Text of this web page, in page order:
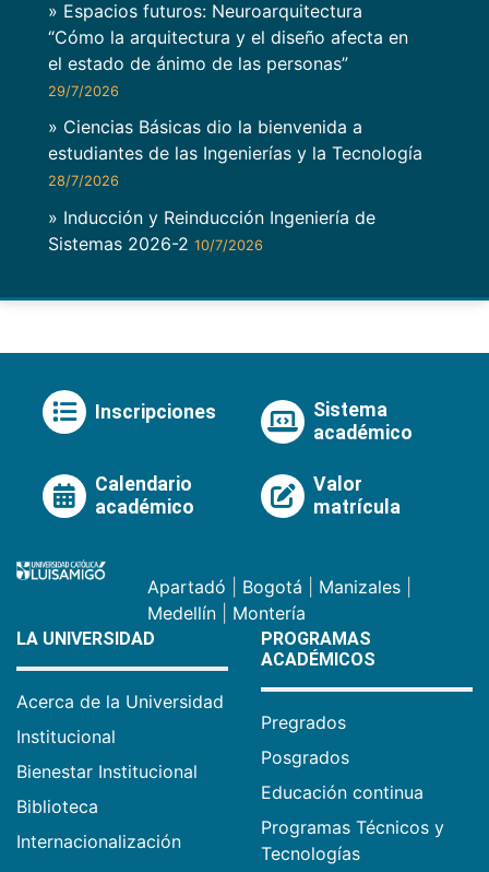
» Espacios futuros: Neuroarquitectura
“Cómo la arquitectura y el diseño afecta en
el estado de ánimo de las personas”
29/7/2026
» Ciencias Básicas dio la bienvenida a
estudiantes de las Ingenierías y la Tecnología
28/7/2026
» Inducción y Reinducción Ingeniería de
Sistemas 2026-2 10/7/2026
Inscripciones
Sistema
académico
Calendario
académico
Valor
matrícula
Apartadó Bogotá Manizales
Medellín
Montería
LA UNIVERSIDAD
Acerca de la Universidad
Institucional
Bienestar Institucional
Biblioteca
Internacionalización
PROGRAMAS
ACADÉMICOS
Pregrados
Posgrados
Educación continua
Programas Técnicos y
Tecnologías